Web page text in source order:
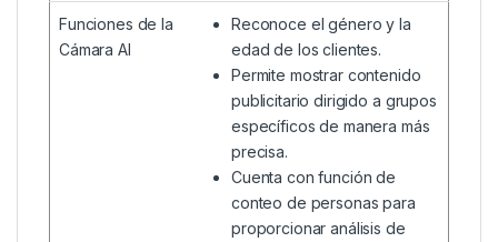
Funciones de la
Cámara AI
Reconoce el género y la
edad de los clientes.
Permite mostrar contenido
publicitario dirigido a grupos
específicos de manera más
precisa.
Cuenta con función de
conteo de personas para
proporcionar análisis de